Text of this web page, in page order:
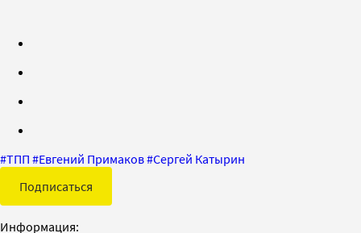
#ТПП #Евгений Примаков#Сергей Катырин
Подписаться
Информация: